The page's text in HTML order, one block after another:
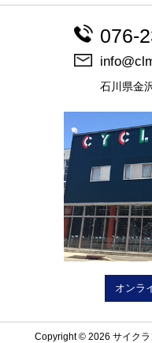
076-
石川県金
オンラ
Copyright © 2026 サイク